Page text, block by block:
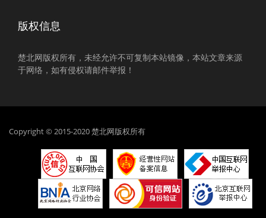
版权信息
楚北网版权所有，未经允许不可复制本站镜像，本站文章来源
于网络，如有侵权请邮件举报！
Copyright © 2015-2020 楚北网版权所有